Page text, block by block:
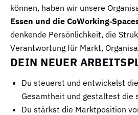
können, haben wir unsere
Essen und die
denkende Persönlichkeit, die
Verantwortung für Markt,
DEIN NEUER
Du steuerst und entwickelst
Gesamtheit und gestaltest die
Du stärkst die Marktposition